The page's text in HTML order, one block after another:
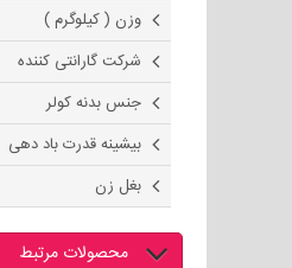
وزن ( کیلوگرم )
شرکت گارانتی کننده
جنس بدنه کولر
بیشینه قدرت باد دهی
بغل زن
محصولات مرتبط